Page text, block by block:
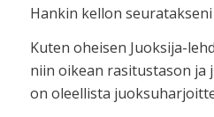
Hankin kellon
Kuten oheisen Juoksija-
niin oikean rasitustason ja
on oleellista